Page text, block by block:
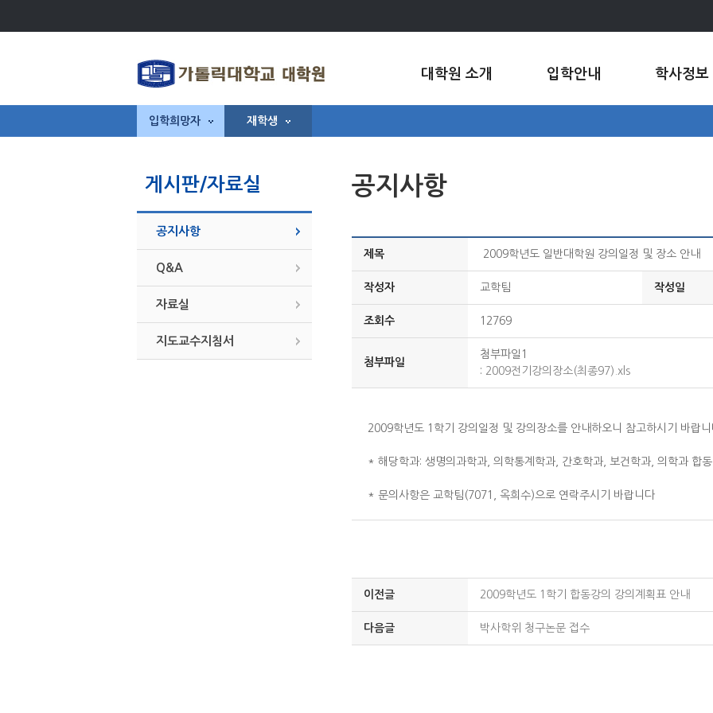
대학원 소개 입학안내 학사정보
입학희망자 재학생
게시판/자료실
공지사항
Q&A
자료실
지도교수지침서
공지사항
제목 2009학년도 일반대학원 강의일정 및 장소 안내
작성자 교학팀 작성일
조회수 12769
첨부파일
첨부파일1
: 2009전기강의장소(최종97).xls
2009학년도 1학기 강의일정 및 강의장소를 안내하오니 참고하시기 바랍니
* 해당학과: 생명의과학과, 의학통계학과, 간호학과, 보건학과, 의학과 합동
* 문의사항은 교학팀(7071, 옥희수)으로 연락주시기 바랍니다
이전글 2009학년도 1학기 합동강의 강의계획표 안내
다음글 박사학위 청구논문 접수